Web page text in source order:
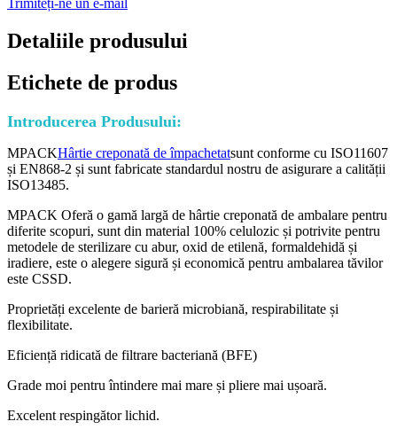
Trimiteți-ne un e-mail
Detaliile produsului
Etichete de produs
Introducerea Produsului:
MPACKHârtie creponată de împachetatsunt conforme cu ISO11607
și EN868-2 și sunt fabricate standardul nostru de asigurare a calității
ISO13485.
MPACK Oferă o gamă largă de hârtie creponată de ambalare pentru
diferite scopuri, sunt din material 100% celulozic și potrivite pentru
metodele de sterilizare cu abur, oxid de etilenă, formaldehidă și
iradiere, este o alegere sigură și economică pentru ambalarea tăvilor
este CSSD.
Proprietăți excelente de barieră microbiană, respirabilitate și
flexibilitate.
Eficiență ridicată de filtrare bacteriană (BFE)
Grade moi pentru întindere mai mare și pliere mai ușoară.
Excelent respingător lichid.